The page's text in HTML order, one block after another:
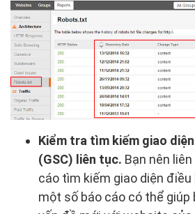
Kiểm tra tìm kiếm giao
(GSC) liên tục. Bạn nên
cáo tìm kiếm giao diện điều
một số báo cáo có thể giúp